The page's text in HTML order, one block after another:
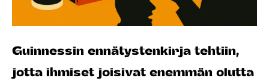
Guinnessin ennätystenkirja tehtiin,
jotta ihmiset joisivat enemmän olutta